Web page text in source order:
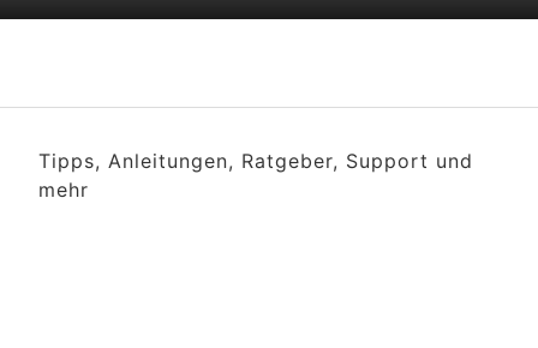
Tipps, Anleitungen, Ratgeber, Support und
mehr